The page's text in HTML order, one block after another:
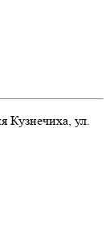
Кузнечиха, ул.